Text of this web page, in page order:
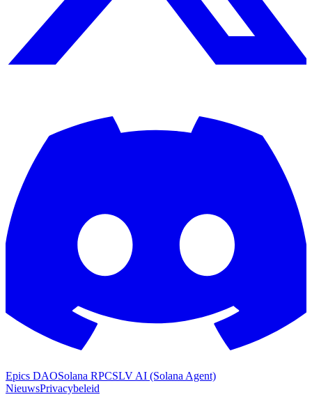
Epics DAOSolana RPCSLV AI (Solana Agent)
NieuwsPrivacybeleid